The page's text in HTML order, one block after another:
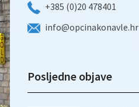
+385 (0)20 478401
info@opcinakonavle.hr
Posljedne objave